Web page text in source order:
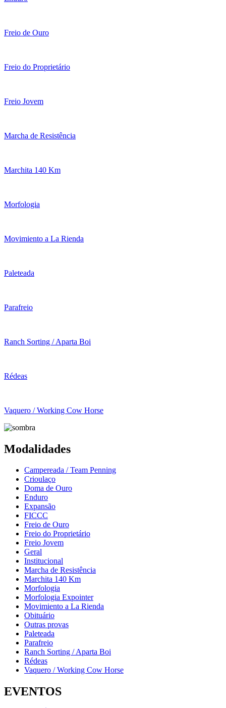
Freio de Ouro
Freio do Proprietário
Freio Jovem
Marcha de Resistência
Marchita 140 Km
Morfologia
Movimiento a La Rienda
Paleteada
Parafreio
Ranch Sorting / Aparta Boi
Rédeas
Vaquero / Working Cow Horse
Modalidades
Campereada / Team Penning
Crioulaço
Doma de Ouro
Enduro
Expansão
FICCC
Freio de Ouro
Freio do Proprietário
Freio Jovem
Geral
Institucional
Marcha de Resistência
Marchita 140 Km
Morfologia
Morfologia Expointer
Movimiento a La Rienda
Obituário
Outras provas
Paleteada
Parafreio
Ranch Sorting / Aparta Boi
Rédeas
Vaquero / Working Cow Horse
EVENTOS